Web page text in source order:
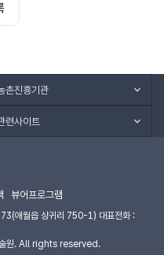
촌진흥기관
련사이트
뷰어프로그램
애월읍 상귀리 750-1) 대표전화 :
원. All rights reserved.